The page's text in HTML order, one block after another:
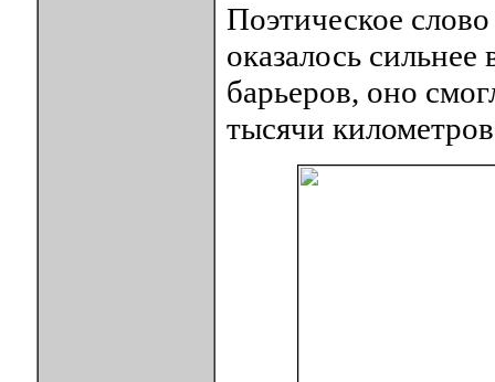
Поэтическое
оказалось
барьеров, оно
тысячи